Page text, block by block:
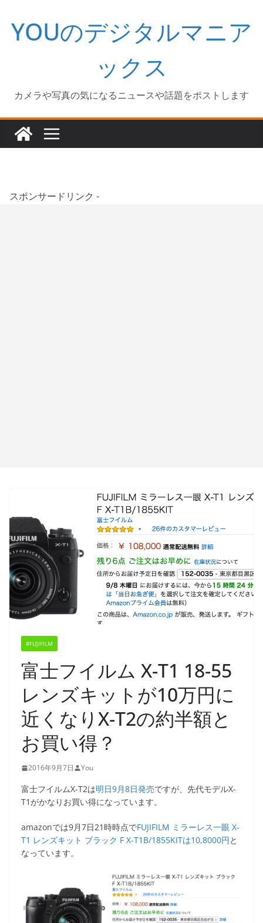
キ
YOUのデジタルマニア
ックス
カメラや写真の気になるニュースや話題をポストします
スポンサードリンク -
#FUJIFILM
富士フイルム X-T1 18-55
レンズキットが10万円に
近くなりX-T2の約半額と
お買い得？
2016年9月7日 You
富士フイルムX-T2は明日9月8日発売ですが、先代モデルX-
T1がかなりお買い得になっています。
amazonでは9月7日21時時点でFUJIFILM ミラーレス一眼 X-
T1 レンズキット ブラック F X-T1B/1855KITは10,8000円と
なっています。